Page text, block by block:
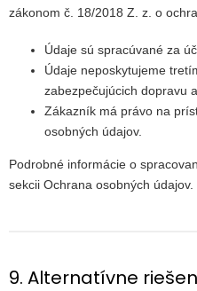
zákonom č. 18/2018 Z. z. o
Údaje sú spracúvané za
Údaje neposkytujeme
zabezpečujúcich dopravu
Zákazník má právo na
osobných údajov.
Podrobné informácie o
sekcii Ochrana osobných údajov.
9. Alternatívne